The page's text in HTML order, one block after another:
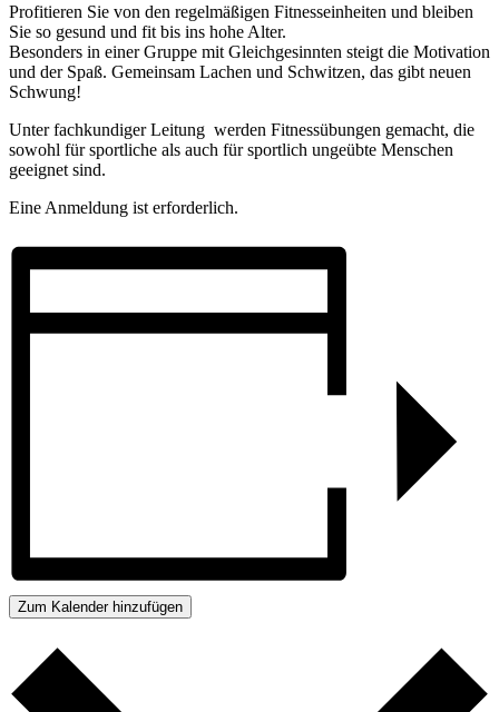
Profitieren Sie von den regelmäßigen Fitnesseinheiten und bleiben
Sie so gesund und fit bis ins hohe Alter.
Besonders in einer Gruppe mit Gleichgesinnten steigt die Motivation
und der Spaß. Gemeinsam Lachen und Schwitzen, das gibt neuen
Schwung!
Unter fachkundiger Leitung werden Fitnessübungen gemacht, die
sowohl für sportliche als auch für sportlich ungeübte Menschen
geeignet sind.
Eine Anmeldung ist erforderlich.
Zum Kalender hinzufügen